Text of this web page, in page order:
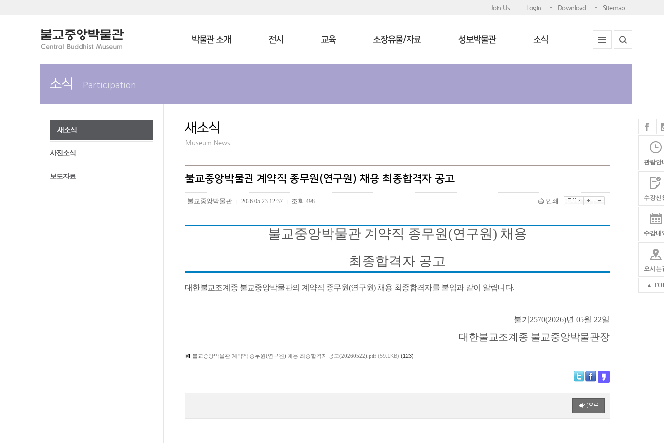
Join Us Login Download Sitemap
박물관 소개 전시 교육 소장유물/자료 성보박물관 소식
소식 Participation
새소식
사진소식
보도자료
새소식
Museum News
불교중앙박물관 계약직 종무원(연구원) 채용 최종합격자 공고
불교중앙박물관 2026.05.23 12:37 조회 498 인쇄
불교중앙박물관 계약직 종무원(연구원) 채용
최종합격자 공고
대한불교조계종 불교중앙박물관의 계약직 종무원(연구원) 채용 최종합격자를 붙임과 같이 알립니다.
불기 2570(2026)년 05월 22일
대한불교조계종 불교중앙박물관장
불교중앙박물관 계약직 종무원(연구원) 채용 최종합격자 공고(20260522).pdf (59.1KB) (123)
목록으로
관람안
수강신
수강내
오시는
▲